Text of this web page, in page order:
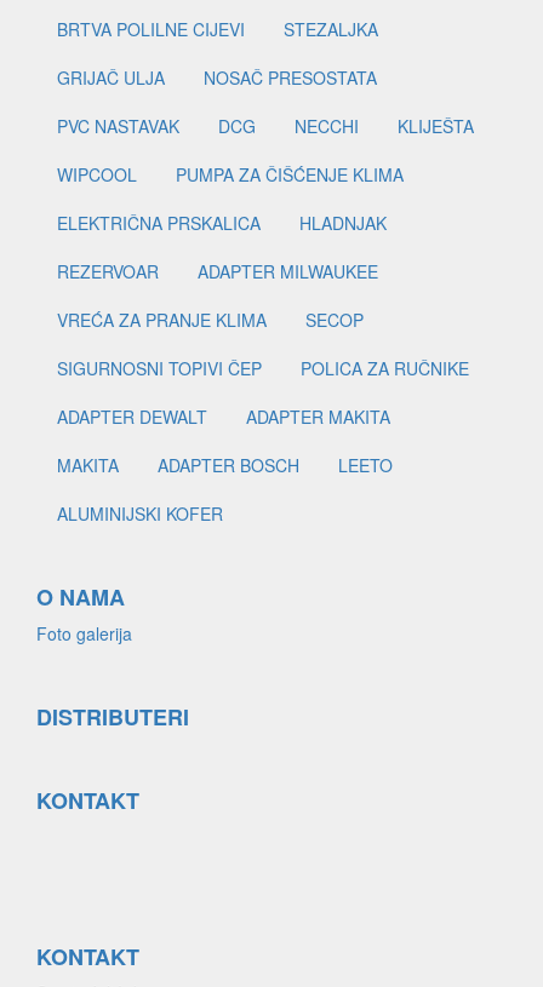
BRTVA POLILNE CIJEVI
STEZALJKA
GRIJAČ ULJA
NOSAČ PRESOSTATA
PVC NASTAVAK
DCG NECCHI
KLIJEŠTA
WIPCOOL
PUMPA ZA ČIŠĆENJE KLIMA
ELEKTRIČNA PRSKALICA
HLADNJAK
REZERVOAR
ADAPTER MILWAUKEE
VREĆA ZA PRANJE KLIMA
SECOP
SIGURNOSNI TOPIVI ČEP
POLICA ZA RUČNIKE
ADAPTER DEWALT
ADAPTER MAKITA
MAKITA
ADAPTER BOSCH
LEETO
ALUMINIJSKI KOFER
O NAMA
Foto galerija
DISTRIBUTERI
KONTAKT
KONTAKT